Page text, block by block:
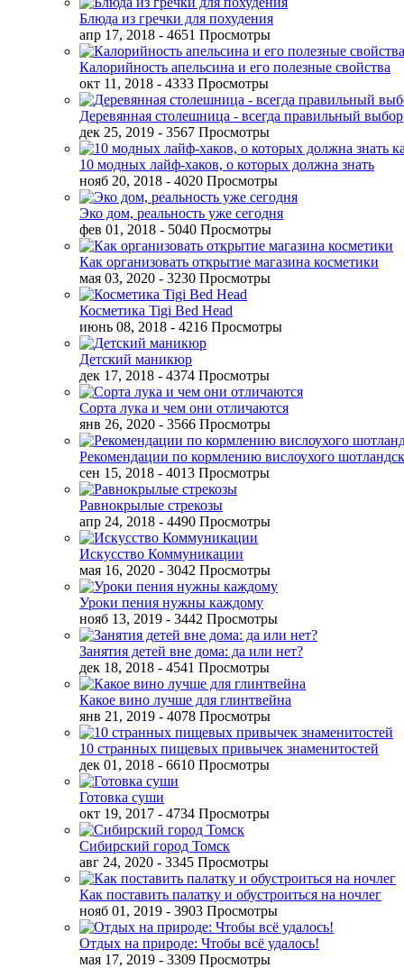
Блюда из гречки для похудения
апр 17, 2018 - 4651 Просмотры
Калорийность апельсина и его полезные свойства
окт 11, 2018 - 4333 Просмотры
Деревянная столешница - всегда правильный выбор
дек 25, 2019 - 3567 Просмотры
10 модных лайф-хаков, о которых должна знать
нояб 20, 2018 - 4020 Просмотры
Эко дом, реальность уже сегодня
фев 01, 2018 - 5040 Просмотры
Как организовать открытие магазина косметики
мая 03, 2020 - 3230 Просмотры
Косметика Tigi Bed Head
июнь 08, 2018 - 4216 Просмотры
Детский маникюр
дек 17, 2018 - 4374 Просмотры
Сорта лука и чем они отличаются
янв 26, 2020 - 3566 Просмотры
Рекомендации по кормлению вислоухого
сен 15, 2018 - 4013 Просмотры
Равнокрылые стрекозы
апр 24, 2018 - 4490 Просмотры
Искусство Коммуникации
мая 16, 2020 - 3042 Просмотры
Уроки пения нужны каждому
нояб 13, 2019 - 3442 Просмотры
Занятия детей вне дома: да или нет?
дек 18, 2018 - 4541 Просмотры
Какое вино лучше для глинтвейна
янв 21, 2019 - 4078 Просмотры
10 странных пищевых привычек знаменитостей
дек 01, 2018 - 6610 Просмотры
Готовка суши
окт 19, 2017 - 4734 Просмотры
Сибирский город Томск
авг 24, 2020 - 3345 Просмотры
Как поставить палатку и обустроиться на ночлег
нояб 01, 2019 - 3903 Просмотры
Отдых на природе: Чтобы всё удалось!
мая 17, 2019 - 3309 Просмотры